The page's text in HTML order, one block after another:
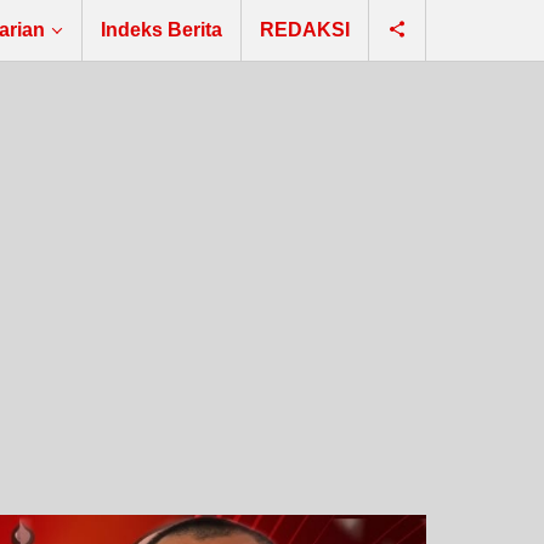
Indeks Berita REDAKSI